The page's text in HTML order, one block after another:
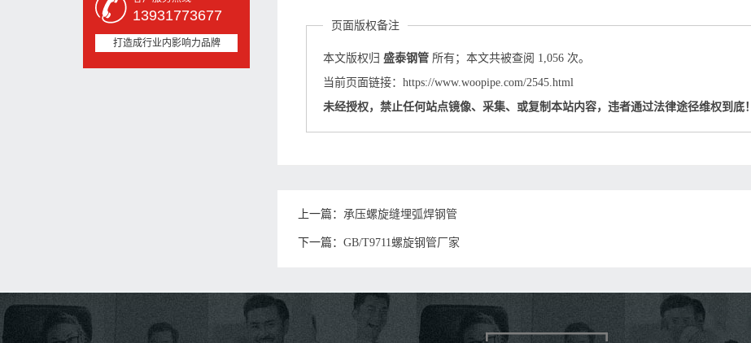
13931773677
打造成行业内影响力品牌
页面版权备注
本文版权归盛泰钢管 所有；本文共被查阅 1,056 次。
当前页面链接：https://www.woopipe.com/2545.html
未经授权，禁止任何站点镜像、采集、或复制本站内容，违者通过法律途径维权到底！
上一篇：承压螺旋缝埋弧焊钢管
下一篇：GB/T9711螺旋钢管厂家